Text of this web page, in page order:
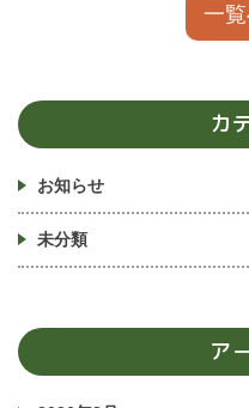
一
カ
お知らせ
未分類
ア